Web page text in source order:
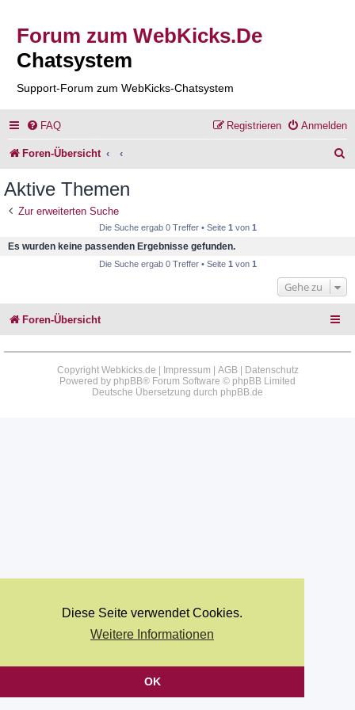
Diese Seite verwendet Cookies.
Weitere Informationen
OK
Forum zum WebKicks.De
Chatsystem
Support-Forum zum WebKicks-Chatsystem
FAQ Anmelden
Registrieren
Foren-Übersicht
Aktive Themen
Zur erweiterten Suche
Die Suche ergab 0 Treffer • Seite 1 von 1
Es wurden keine passenden Ergebnisse gefunden.
Die Suche ergab 0 Treffer • Seite 1 von 1
Gehe zu
Foren-Übersicht
Copyright Webkicks.de | Impressum AGB|
Datenschutz
Powered by phpBB® Forum Software © phpBB Limited
Deutsche Übersetzung durch phpBB.de